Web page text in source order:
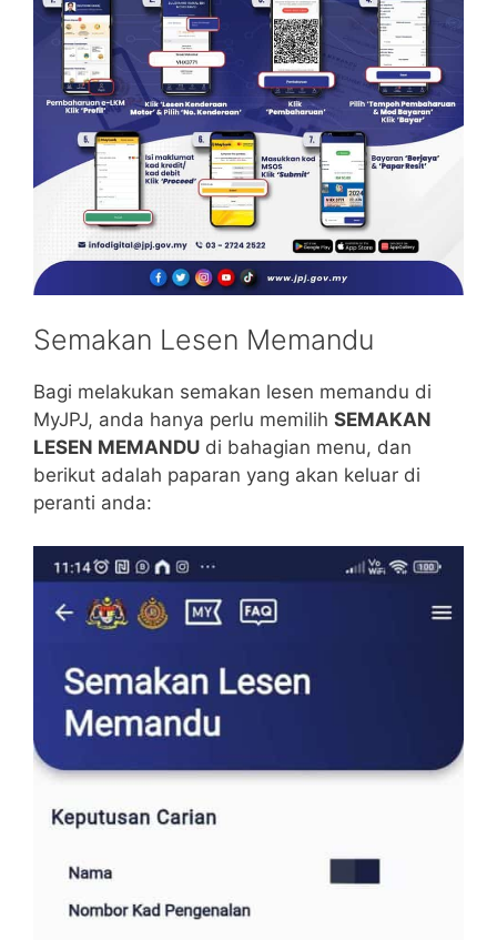
Semakan Lesen Memandu
Bagi melakukan semakan lesen memandu di
MyJPJ, anda hanya perlu memilih SEMAKAN
LESEN MEMANDU di bahagian menu, dan
berikut adalah paparan yang akan keluar di
peranti anda: